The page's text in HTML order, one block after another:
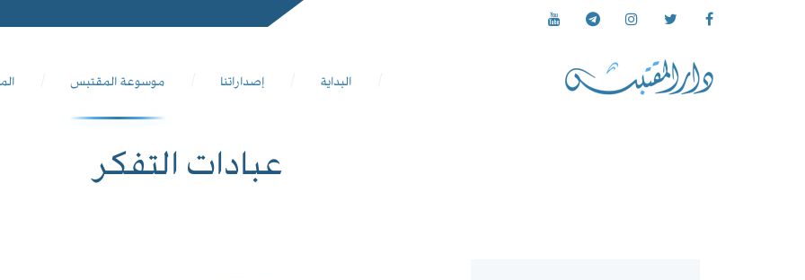
البداية إصداراتنا موسوعة المقتبس
عبادات التفكر